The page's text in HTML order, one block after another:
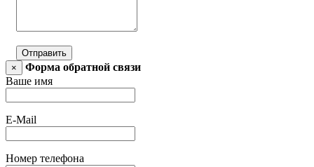
Отправить
×
Форма обратной связи
Ваше имя
E-Mail
Номер телефона